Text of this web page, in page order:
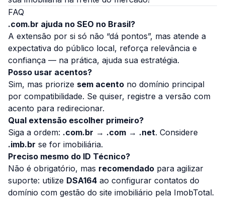
FAQ
.com.br ajuda no SEO no Brasil?
A extensão por si só não “dá pontos”, mas atende a
expectativa do público local, reforça relevância e
confiança — na prática, ajuda sua estratégia.
Posso usar acentos?
Sim, mas priorize sem acento no domínio principal
por compatibilidade. Se quiser, registre a versão com
acento para redirecionar.
Qual extensão escolher primeiro?
Siga a ordem: .com.br → .com → .net. Considere
.imb.br se for imobiliária.
Preciso mesmo do ID Técnico?
Não é obrigatório, mas recomendado para agilizar
suporte: utilize DSA164 ao configurar contatos do
domínio com gestão do site imobiliário pela ImobTotal.